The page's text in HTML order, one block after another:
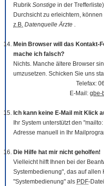
Rubrik Sonstige in der
Durchsicht zu erleichtern,
z.B. Datenquelle Ärzte .
Mein Browser will das Kontakt-
mache ich falsch?
Nichts. Manche ältere Browser
umzusetzen. Schicken Sie uns
Telefax:
E-Mail: gbe-
Ich kann keine E-Mail mit Klick
Ihr System unterstützt den
Adresse manuell in Ihr
Die Hilfe hat mir nicht geholfen!
Vielleicht hilft Ihnen bei der
Systembedienung", das auf allen
"Systembedienung" als PDF-